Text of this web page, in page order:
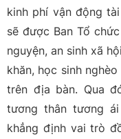
kinh phí vận động
sẽ được Ban Tổ
nguyện, an sinh xã
khăn, học sinh
trên địa bàn. Qua
tương thân tương
khẳng định vai trò